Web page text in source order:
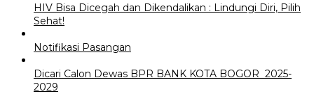
HIV Bisa Dicegah dan Dikendalikan : Lindungi Diri, Pilih
Sehat!
Notifikasi Pasangan
Dicari Calon Dewas BPR BANK KOTA BOGOR 2025-
2029